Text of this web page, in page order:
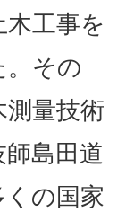
工事を
。その
量技術
島田道
の国家